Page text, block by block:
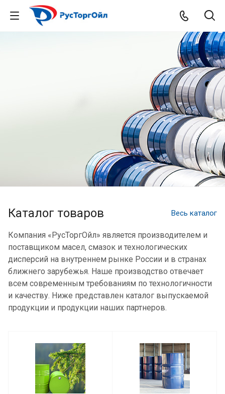
Весь каталог
Каталог товаров
Компания «РусТоргОйл» является производителем и
поставщиком масел, смазок и технологических
дисперсий на внутреннем рынке России и в странах
ближнего зарубежья. Наше производство отвечает
всем современным требованиям по технологичности
и качеству. Ниже представлен каталог выпускаемой
продукции и продукции наших партнеров.